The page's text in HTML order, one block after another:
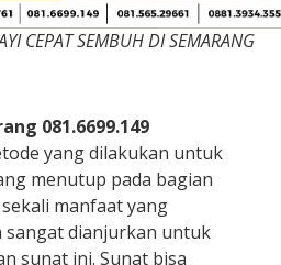
CEPAT SEMBUH DI SEMARANG
081.6699.149
yang dilakukan untuk
menutup pada bagian
manfaat yang
sangat dianjurkan untuk
sunat ini. Sunat bisa